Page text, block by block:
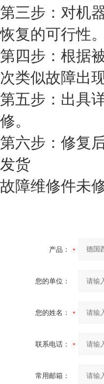
第三步：对机
恢复的可行性。
第四步：根据
次类似故障出
第五步：出具
修。
第六步：修复
发货
故障维修件未
产品：
您的单位：
您的姓名：
联系电话：
常用邮箱：